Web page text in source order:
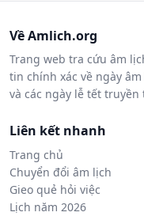
Về Amlich.org
Trang web tra cứu âm
tin chính xác về ngày
và các ngày lễ tết truyền
Liên kết nhanh
Trang chủ
Chuyển đổi âm lịch
Gieo quẻ hỏi việc
Lịch năm 2026